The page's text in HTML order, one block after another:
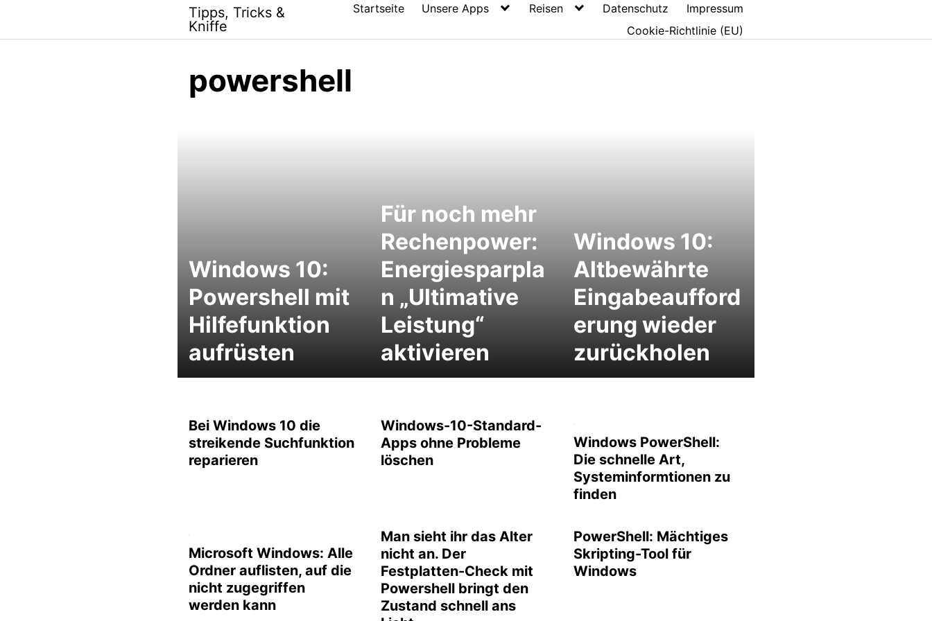
content
Tipps, Tricks &
Kniffe
Startseite Unsere Apps Reisen Datenschutz
Impressum
Cookie-Richtlinie (EU)
powershell
Windows 10:
Powershell mit
Hilfefunktion
aufrüsten
Für noch mehr
Rechenpower:
Energiesparpla
n „Ultimative
Leistung“
aktivieren
Windows 10:
Altbewährte
Eingabeaufford
erung wieder
zurückholen
Bei Windows 10 die
streikende Suchfunktion
reparieren
Windows-10-Standard-
Apps ohne Probleme
löschen
Windows PowerShell:
Die schnelle Art,
Systeminformtionen zu
finden
Microsoft Windows: Alle
Ordner auflisten, auf die
nicht zugegriffen
werden kann
Man sieht ihr das Alter
nicht an. Der
Festplatten-Check mit
Powershell bringt den
Zustand schnell ans
PowerShell: Mächtiges
Skripting-Tool für
Windows